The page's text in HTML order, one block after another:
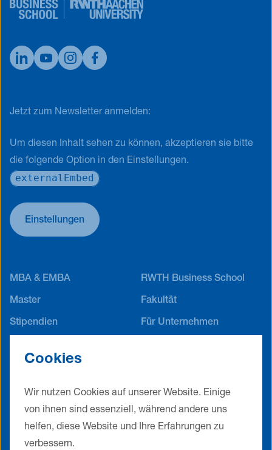
Cookies
Wir nutzen Cookies auf unserer Website. Einige
von ihnen sind essenziell, während andere uns
helfen, diese Website und Ihre Erfahrungen zu
verbessern.
Jetzt zum Newsletter anmelden:
Um diesen Inhalt sehen zu können, akzeptieren sie bitte
die folgende Option in den Einstellungen.
externalEmbed
Einstellungen
MBA & EMBA RWTH Business School
Master Fakultät
Stipendien Für Unternehmen
Datenschutz AGB
Cookie Einstellungen